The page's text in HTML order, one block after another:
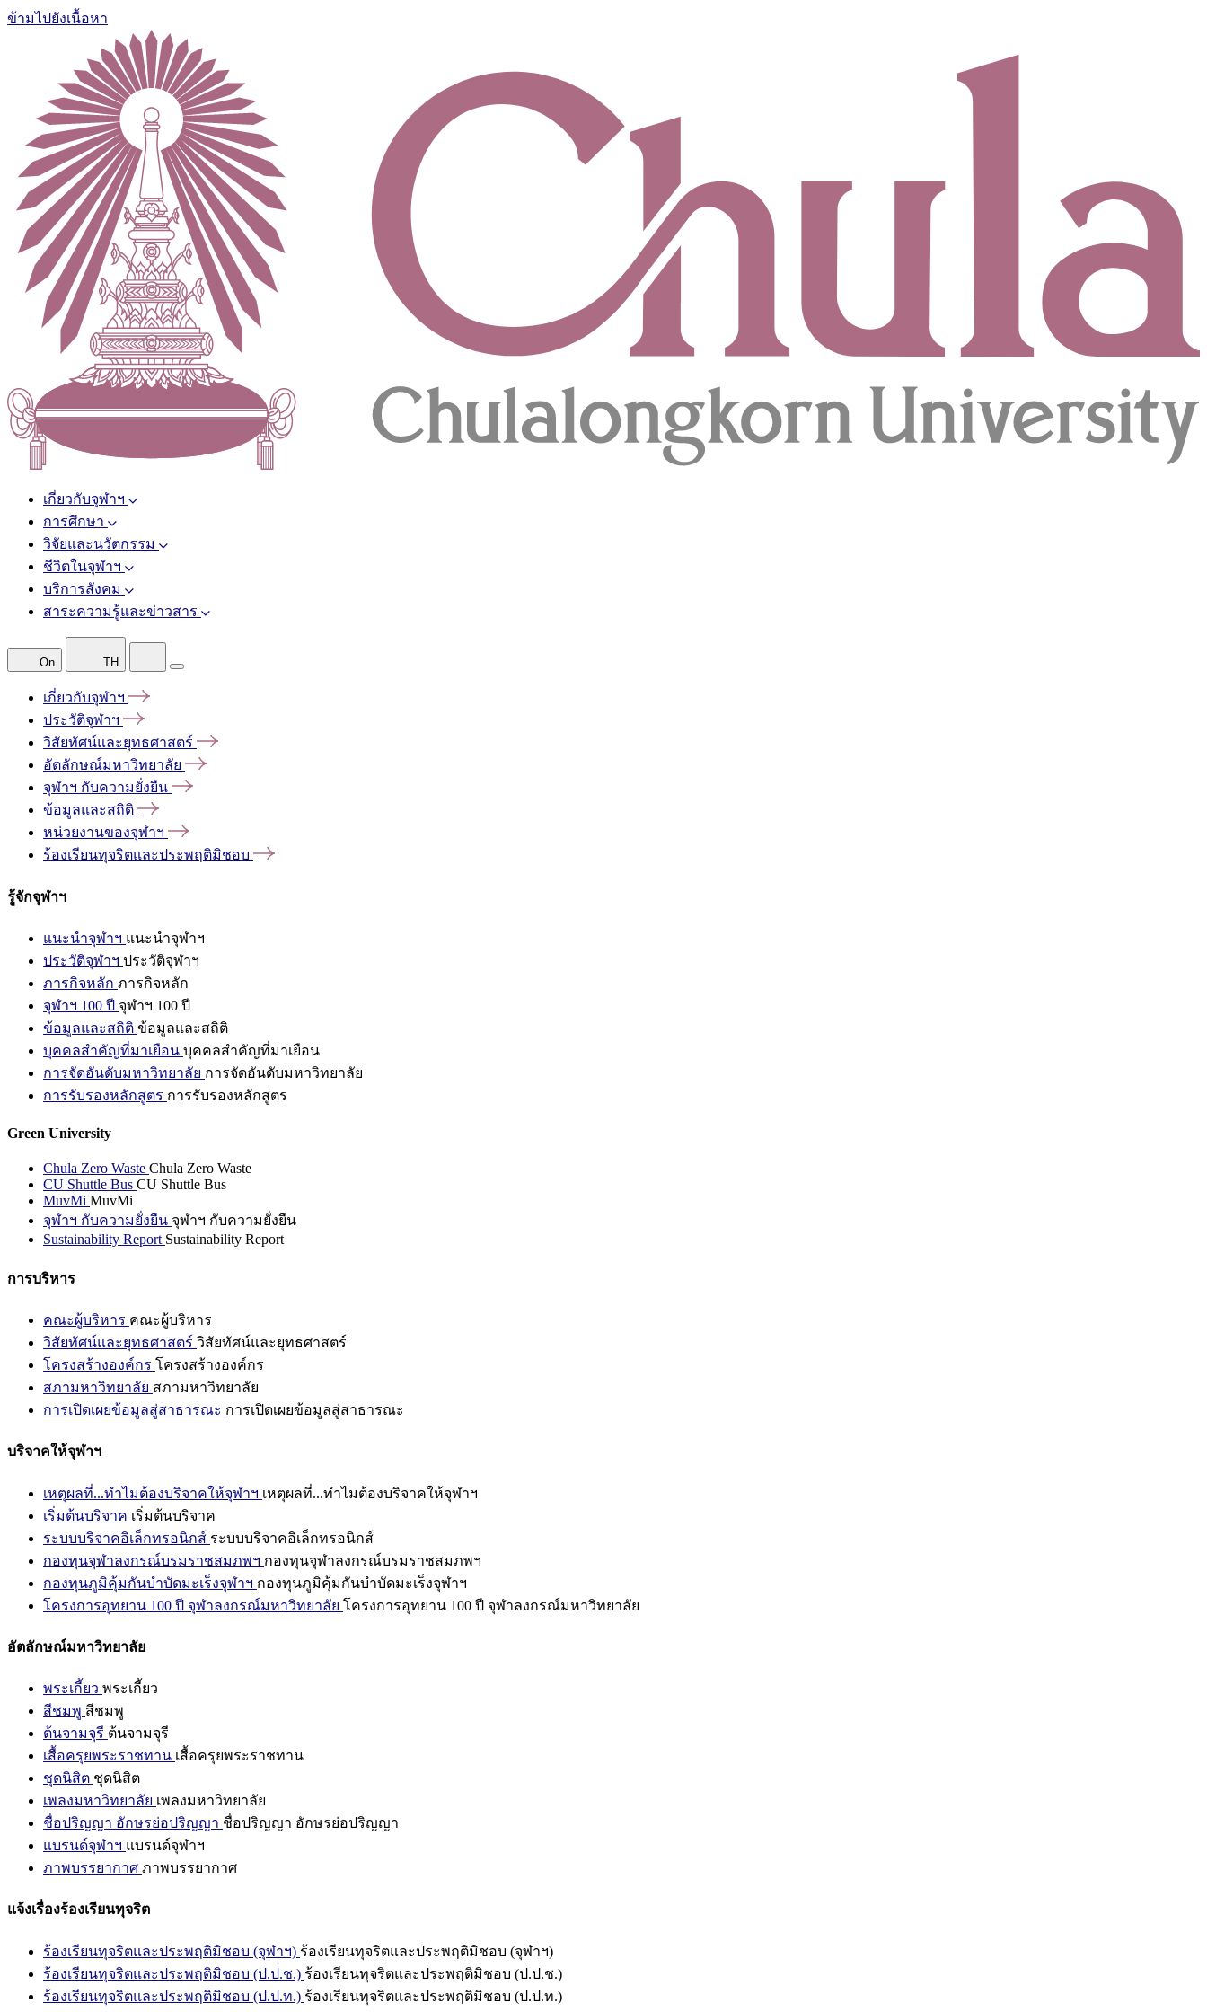
ข้ามไปยังเนื้อหา
เกี่ยวกับจุฬาฯ
การศึกษา
วิจัยและนวัตกรรม
ชีวิตในจุฬาฯ
บริการสังคม
สาระความรู้และข่าวสาร
On TH
เกี่ยวกับจุฬาฯ
ประวัติจุฬาฯ
วิสัยทัศน์และยุทธศาสตร์
อัตลักษณ์มหาวิทยาลัย
จุฬาฯ กับความยั่งยืน
ข้อมูลและสถิติ
หน่วยงานของจุฬาฯ
ร้องเรียนทุจริตและประพฤติมิชอบ
รู้จักจุฬาฯ
แนะนำจุฬาฯ แนะนำจุฬาฯ
ประวัติจุฬาฯ ประวัติจุฬาฯ
ภารกิจหลัก ภารกิจหลัก
จุฬาฯ 100 ปี จุฬาฯ 100 ปี
ข้อมูลและสถิติ ข้อมูลและสถิติ
บุคคลสำคัญที่มาเยือน บุคคลสำคัญที่มาเยือน
การจัดอันดับมหาวิทยาลัย การจัดอันดับมหาวิทยาลัย
การรับรองหลักสูตร การรับรองหลักสูตร
Green University
Chula Zero Waste Chula Zero Waste
CU Shuttle Bus CU Shuttle Bus
MuvMi MuvMi
จุฬาฯ กับความยั่งยืน จุฬาฯ กับความยั่งยืน
Sustainability Report Sustainability Report
การบริหาร
คณะผู้บริหาร คณะผู้บริหาร
วิสัยทัศน์และยุทธศาสตร์ วิสัยทัศน์และยุทธศาสตร์
โครงสร้างองค์กร โครงสร้างองค์กร
สภามหาวิทยาลัย สภามหาวิทยาลัย
การเปิดเผยข้อมูลสู่สาธารณะ การเปิดเผยข้อมูลสู่สาธารณะ
บริจาคให้จุฬาฯ
เหตุผลที่...ทำไมต้องบริจาคให้จุฬาฯ เหตุผลที่...ทำไมต้องบริจาคให้จุฬาฯ
เริ่มต้นบริจาค เริ่มต้นบริจาค
ระบบบริจาคอิเล็กทรอนิกส์ ระบบบริจาคอิเล็กทรอนิกส์
กองทุนจุฬาลงกรณ์บรมราชสมภพฯ กองทุนจุฬาลงกรณ์บรมราชสมภพฯ
กองทุนภูมิคุ้มกันบำบัดมะเร็งจุฬาฯ กองทุนภูมิคุ้มกันบำบัดมะเร็งจุฬาฯ
โครงการอุทยาน 100 ปี จุฬาลงกรณ์มหาวิทยาลัย โครงการอุทยาน 100 ปี จุฬาลงกรณ์มหาวิทยาลัย
อัตลักษณ์มหาวิทยาลัย
พระเกี้ยว พระเกี้ยว
สีชมพู สีชมพู
ต้นจามจุรี ต้นจามจุรี
เสื้อครุยพระราชทาน เสื้อครุยพระราชทาน
ชุดนิสิต ชุดนิสิต
เพลงมหาวิทยาลัย เพลงมหาวิทยาลัย
ชื่อปริญญา อักษรย่อปริญญา ชื่อปริญญา อักษรย่อปริญญา
แบรนด์จุฬาฯ แบรนด์จุฬาฯ
ภาพบรรยากาศ ภาพบรรยากาศ
แจ้งเรื่องร้องเรียนทุจริต
ร้องเรียนทุจริตและประพฤติมิชอบ (จุฬาฯ) ร้องเรียนทุจริตและประพฤติมิชอบ (จุฬาฯ)
ร้องเรียนทุจริตและประพฤติมิชอบ (ป.ป.ช.) ร้องเรียนทุจริตและประพฤติมิชอบ (ป.ป.ช.)
ร้องเรียนทุจริตและประพฤติมิชอบ (ป.ป.ท.) ร้องเรียนทุจริตและประพฤติมิชอบ (ป.ป.ท.)